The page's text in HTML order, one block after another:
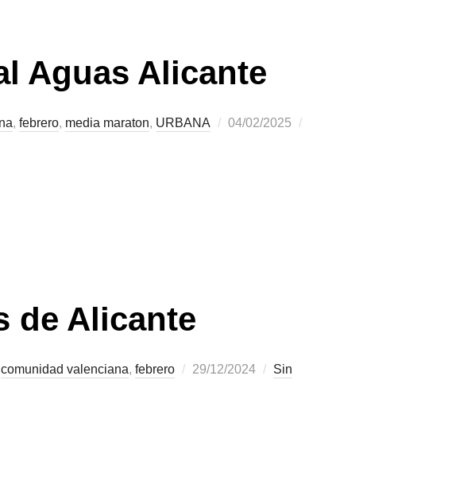
Aguas Alicante
, febrero, media maraton, URBANA
04/02/2025
de Alicante
comunidad valenciana, febrero 29/12/2024
Sin